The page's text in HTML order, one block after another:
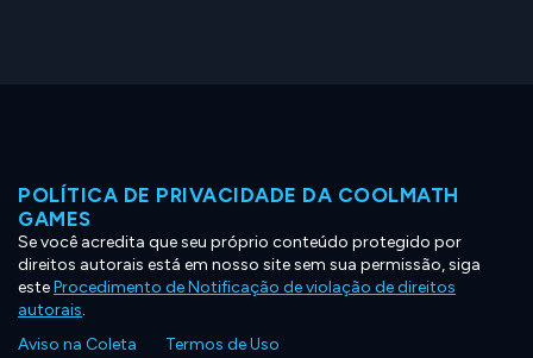
POLÍTICA DE PRIVACIDADE DA COOLMATH
GAMES
Se você acredita que seu próprio conteúdo protegido por
direitos autorais está em nosso site sem sua permissão, siga
esteProcedimento de Notificação de violação de direitos
autorais.
Aviso na Coleta
Termos de Uso